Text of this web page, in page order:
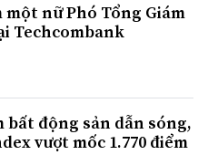
một nữ Phó Tổng Giám
Techcombank
bất động sản dẫn sóng,
vượt mốc 1.770 điểm